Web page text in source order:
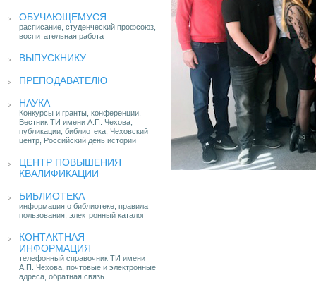
ОБУЧАЮЩЕМУСЯ
расписание, студенческий профсоюз,
воспитательная работа
ВЫПУСКНИКУ
ПРЕПОДАВАТЕЛЮ
НАУКА
Конкурсы и гранты, конференции,
Вестник ТИ имени А.П. Чехова,
публикации, библиотека, Чеховский
центр, Российский день истории
ЦЕНТР ПОВЫШЕНИЯ
КВАЛИФИКАЦИИ
БИБЛИОТЕКА
информация о библиотеке, правила
пользования, электронный каталог
КОНТАКТНАЯ
ИНФОРМАЦИЯ
телефонный справочник ТИ имени
А.П. Чехова, почтовые и электронные
адреса, обратная связь